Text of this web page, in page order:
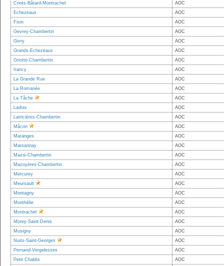
Criots-Bâtard-Montrachet
AOC
Echezeaux
AOC
Fixin
AOC
Gevrey-Chambertin
AOC
Givry
AOC
Grands-Echezeaux
AOC
Griotte-Chambertin
AOC
Irancy
AOC
La Grande Rue
AOC
La Romanée
AOC
La Tâche
AOC
Ladoix
AOC
Latricières-Chambertin
AOC
Mâcon
AOC
Maranges
AOC
Marsannay
AOC
Mazis-Chambertin
AOC
Mazoyères-Chambertin
AOC
Mercurey
AOC
Meursault
AOC
Montagny
AOC
Monthélie
AOC
Montrachet
AOC
Morey-Saint-Denis
AOC
Musigny
AOC
Nuits-Saint-Georges
AOC
Pernand-Vergelesses
AOC
Petit Chablis
AOC